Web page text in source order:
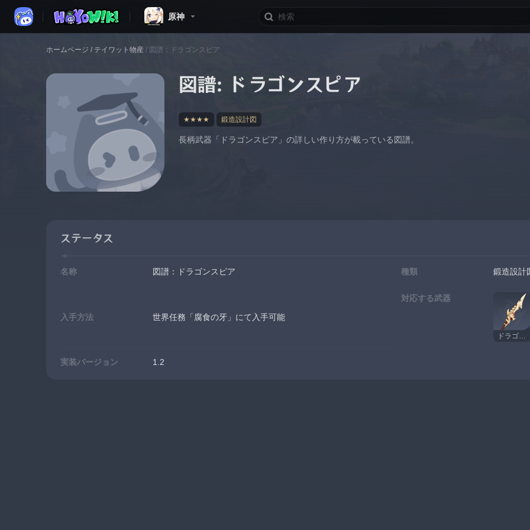
原神
ホームページ / テイワット物産 / 図譜：ドラゴンスピア
図譜：ドラゴンスピア
★★★★ 鍛造設計図
長柄武器「ドラゴンスピア」の詳しい作り方が載っている図譜。
ステータス
名称 図譜：ドラゴンスピア 種類 鍛造設計
入手方法 世界任務「腐食の牙」にて入手可能
対応する武器
ドラゴンスピア
実装バージョン 1.2